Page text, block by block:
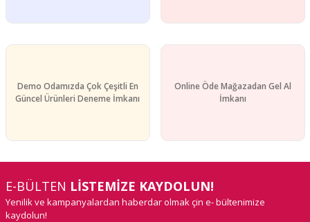
Demo Odamızda Çok Çeşitli En
Güncel Ürünleri Deneme İmkanı
Online Öde Mağazadan Gel Al
İmkanı
E-BÜLTEN LİSTEMİZE KAYDOLUN!
Yenilik ve kampanyalardan haberdar olmak çin e- bültenimize
kaydolun!